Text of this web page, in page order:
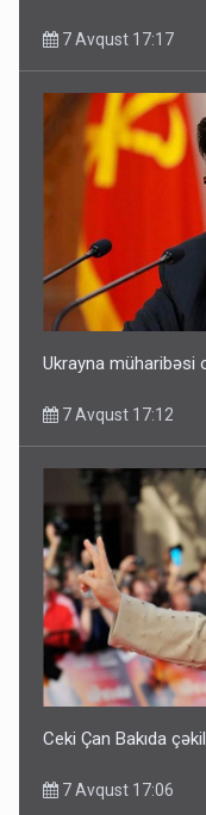
7 Avqust 17:17
Ukrayna müharibəsi
7 Avqust 17:12
Ceki Çan Bakıda
7 Avqust 17:06